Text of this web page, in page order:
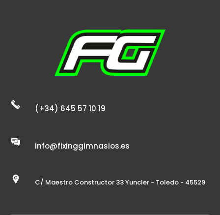
(+34) 645 57 10 19
info@fixinggimnasios.es
C/ Maestro Constructor 33 Yuncler - Toledo - 45529